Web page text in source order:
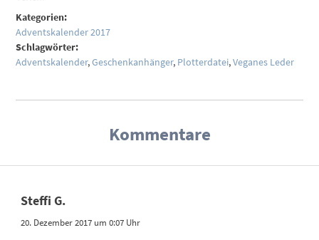
Kategorien:
Adventskalender 2017
Schlagwörter:
Adventskalender,Geschenkanhänger, Plotterdatei,Veganes Leder
Kommentare
Steffi G.
20. Dezember 2017 um 0:07 Uhr